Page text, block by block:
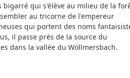
qui s'élève au milieu de la
au tricorne de l'empereur
qui portent des noms
il passe près de la source du
dans la vallée du Wöllmersbach.